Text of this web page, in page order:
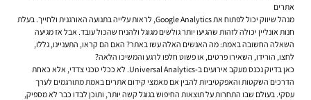
אתרים
מנהל שיווק יכול לפתוח את Google Analytics, לראות עלייה בתנועה האורגנית ולחייך. בעלת
חנות אונליין יכולה לזהות שהגיעו יותר גולשים מגוגל ולהניח שהכול עובד. אבל אז מגיעה
השאלה החשובה באמת: מה האנשים האלה עשו באתר? האם הם קראו, התעניינו, גללו,
לחצו, הורידו, השאירו פרטים, או פשוט חלפו לרגע והמשיכו הלאה?
כאן בדיוק נכנס מעקב אירועים ב-Universal Analytics. לא ככלי טכני צדדי, אלא כאחת
הדרכים השקטות והאפקטיביות להבין אם מאמצי קידום אתרים באמת מתורגמים לערך
עסקי. בעולם שבו התחרות על תוצאות החיפוש בגוגל קשה יותר, ותוכן לבדו כבר לא מספיק,